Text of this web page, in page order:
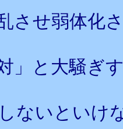
させ弱体化
」と大騒ぎ
ないといけ